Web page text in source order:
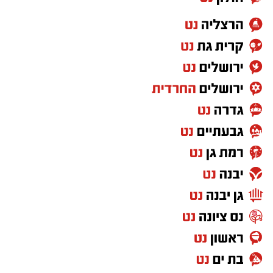
לפרטים על מיקומי התרמות הדם ברחבי הארץ
ולקביעת תור, היכנסו ל־אתר תרומות הדם של
מד"א⁠
הצטרפו לקבוצת החדשות השקטה של רמת גן נט ב-
WhatsApp כל החדשות לחצו כאן
לאור ניסיון ההונאה, במשטרה מחדדים את
ההנחיות לציבור:
לא ללחוץ:
המצורף להודעה.